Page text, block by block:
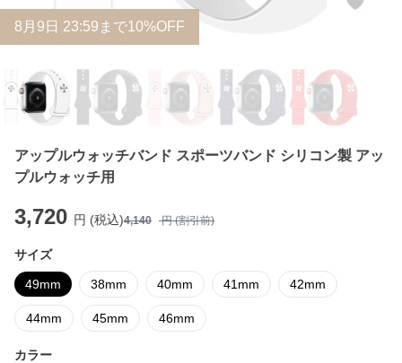
8 月 9 日 23:59まで10%OFF
アップルウォッチバンド スポーツバンド シリコン製 アッ
プルウォッチ用
3,720 円 (税込)4,140 円 (割引前)
サイズ
49mm 38mm 40mm 41mm 42mm
44mm 45mm 46mm
カラー